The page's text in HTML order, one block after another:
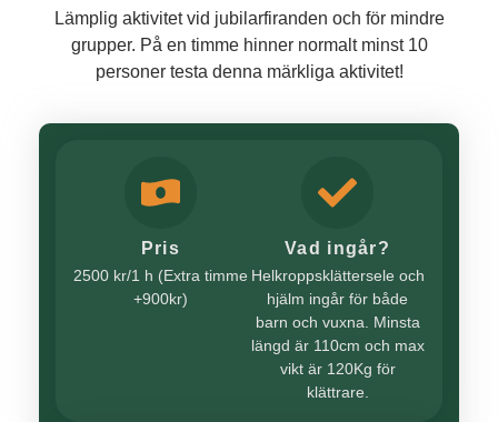
Lämplig aktivitet vid jubilarfiranden och för mindre
grupper. På en timme hinner normalt minst 10
personer testa denna märkliga aktivitet!
Pris
2500 kr/1 h (Extra timme
+900kr)
Vad ingår?
Helkroppsklättersele och
hjälm ingår för både
barn och vuxna. Minsta
längd är 110cm och max
vikt är 120Kg för
klättrare.